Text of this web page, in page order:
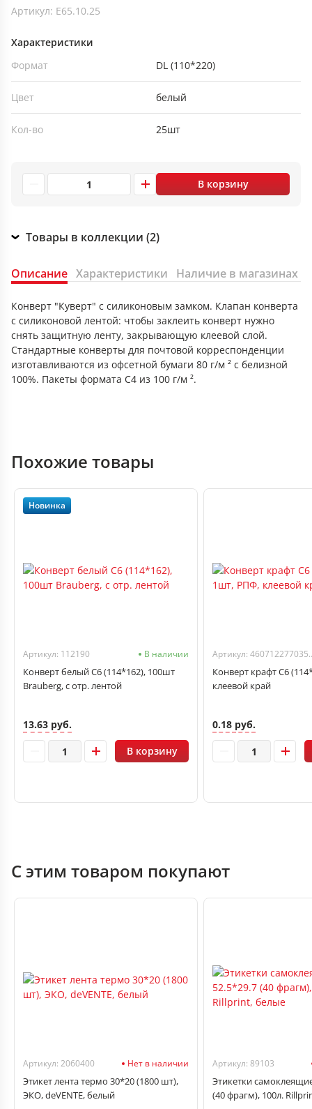
Артикул: Е65.10.25
Характеристики
Формат
DL (110*220)
Цвет белый
Кол-во 25шт
В корзину
Товары в коллекции (2)
Описание Характеристики Наличие в магазинах
Конверт "Куверт" с силиконовым замком. Клапан конверта
с силиконовой лентой: чтобы заклеить конверт нужно
снять защитную ленту, закрывающую клеевой слой.
Стандартные конверты для почтовой корреспонденции
изготавливаются из офсетной бумаги 80 г/м ² с белизной
100%. Пакеты формата С4 из 100 г/м ².
Похожие товары
Новинка
Артикул: 112190 В наличии
Конверт белый С6 (114*162), 100шт
Brauberg, с отр. лентой
13.63 руб.
В корзину
Артикул:
Конверт крафт С6
клеевой край
0.18 руб.
С этим товаром покупают
Артикул: 2060400 Нет в наличии
Этикет лента термо 30*20 (1800 шт),
ЭКО, deVENTE, белый
Артикул: 89103
Этикетки
(40 фрагм), 100л.